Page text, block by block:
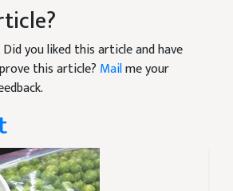
Did you liked this article and have
this article? Mailme your